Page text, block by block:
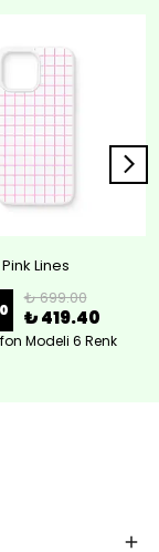
Pink Lines
₺ 699.00
₺ 419.40
Modeli 6 Renk